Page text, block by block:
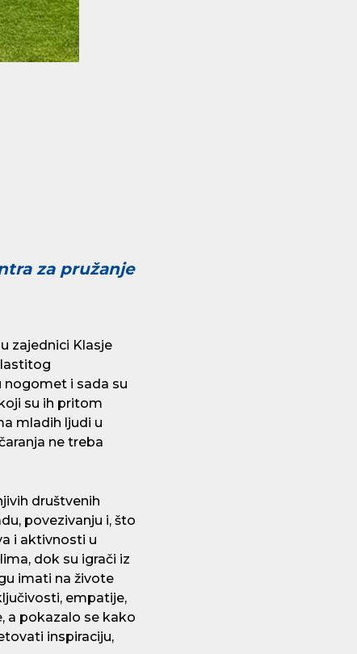
za pružanje
zajednici Klasje
nogomet i sada su
su ih pritom
mladih ljudi u
ne treba
društvenih
povezivanju i, što
i aktivnosti u
dok su igrači iz
imati na živote
empatije,
a pokazalo se kako
inspiraciju,